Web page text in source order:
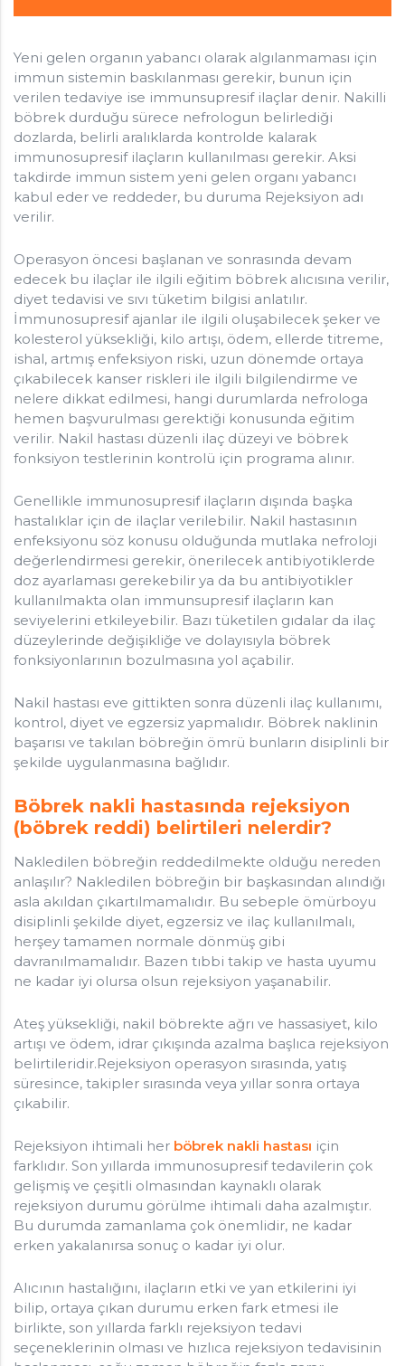
Yeni gelen organın yabancı olarak algılanmaması için
immun sistemin baskılanması gerekir, bunun için
verilen tedaviye ise immunsupresif ilaçlar denir. Nakilli
böbrek durduğu sürece nefrologun belirlediği
dozlarda, belirli aralıklarda kontrolde kalarak
immunosupresif ilaçların kullanılması gerekir. Aksi
takdirde immun sistem yeni gelen organı yabancı
kabul eder ve reddeder, bu duruma Rejeksiyon adı
verilir.
Operasyon öncesi başlanan ve sonrasında devam
edecek bu ilaçlar ile ilgili eğitim böbrek alıcısına verilir,
diyet tedavisi ve sıvı tüketim bilgisi anlatılır.
İmmunosupresif ajanlar ile ilgili oluşabilecek şeker ve
kolesterol yüksekliği, kilo artışı, ödem, ellerde titreme,
ishal, artmış enfeksiyon riski, uzun dönemde ortaya
çıkabilecek kanser riskleri ile ilgili bilgilendirme ve
nelere dikkat edilmesi, hangi durumlarda nefrologa
hemen başvurulması gerektiği konusunda eğitim
verilir. Nakil hastası düzenli ilaç düzeyi ve böbrek
fonksiyon testlerinin kontrolü için programa alınır.
Genellikle immunosupresif ilaçların dışında başka
hastalıklar için de ilaçlar verilebilir. Nakil hastasının
enfeksiyonu söz konusu olduğunda mutlaka nefroloji
değerlendirmesi gerekir, önerilecek antibiyotiklerde
doz ayarlaması gerekebilir ya da bu antibiyotikler
kullanılmakta olan immunsupresif ilaçların kan
seviyelerini etkileyebilir. Bazı tüketilen gıdalar da ilaç
düzeylerinde değişikliğe ve dolayısıyla böbrek
fonksiyonlarının bozulmasına yol açabilir.
Nakil hastası eve gittikten sonra düzenli ilaç kullanımı,
kontrol, diyet ve egzersiz yapmalıdır. Böbrek naklinin
başarısı ve takılan böbreğin ömrü bunların disiplinli bir
şekilde uygulanmasına bağlıdır.
Böbrek nakli hastasında rejeksiyon
(böbrek reddi) belirtileri nelerdir?
Nakledilen böbreğin reddedilmekte olduğu nereden
anlaşılır? Nakledilen böbreğin bir başkasından alındığı
asla akıldan çıkartılmamalıdır. Bu sebeple ömürboyu
disiplinli şekilde diyet, egzersiz ve ilaç kullanılmalı,
herşey tamamen normale dönmüş gibi
davranılmamalıdır. Bazen tıbbi takip ve hasta uyumu
ne kadar iyi olursa olsun rejeksiyon yaşanabilir.
Ateş yüksekliği, nakil böbrekte ağrı ve hassasiyet, kilo
artışı ve ödem, idrar çıkışında azalma başlıca rejeksiyon
belirtileridir.Rejeksiyon operasyon sırasında, yatış
süresince, takipler sırasında veya yıllar sonra ortaya
çıkabilir.
Rejeksiyon ihtimali her böbrek nakli hastası için
farklıdır. Son yıllarda immunosupresif tedavilerin çok
gelişmiş ve çeşitli olmasından kaynaklı olarak
rejeksiyon durumu görülme ihtimali daha azalmıştır.
Bu durumda zamanlama çok önemlidir, ne kadar
erken yakalanırsa sonuç o kadar iyi olur.
Alıcının hastalığını, ilaçların etki ve yan etkilerini iyi
bilip, ortaya çıkan durumu erken fark etmesi ile
birlikte, son yıllarda farklı rejeksiyon tedavi
seçeneklerinin olması ve hızlıca rejeksiyon tedavisinin